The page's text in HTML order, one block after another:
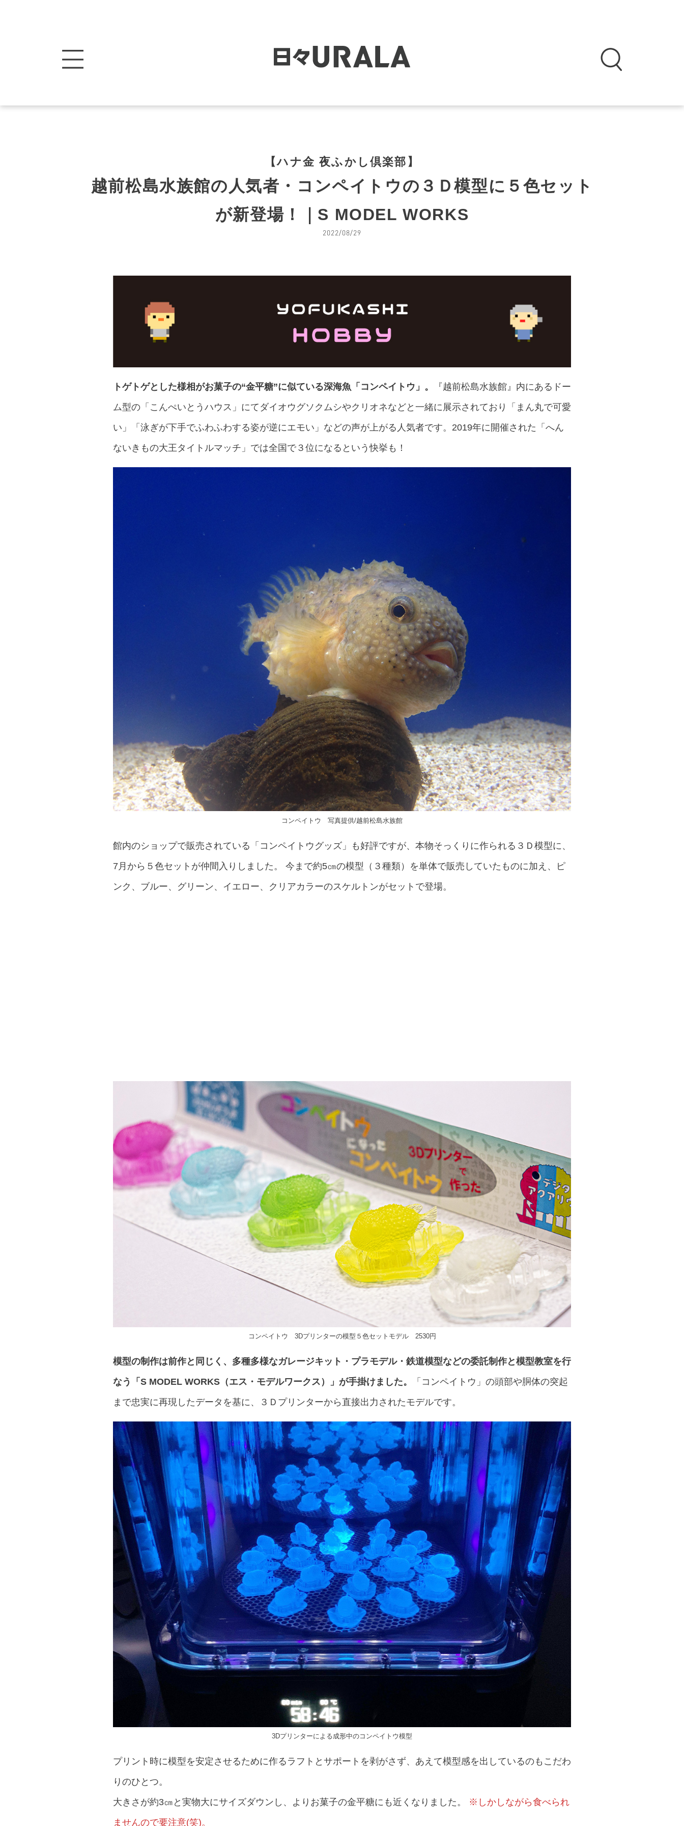
【ハナ金 夜ふかし倶楽部】
越前松島水族館の人気者・コンペイトウの３Ｄ模型に５色セット
が新登場！｜S MODEL WORKS
2022/08/29
トゲトゲとした様相がお菓子の“金平糖”に似ている深海魚「コンペイトウ」。
『越前松島水族館』内にあるドー
ム型の「こんぺいとうハウス」にてダイオウグソクムシやクリオネなどと一緒に展示されており「まん丸で可愛
い」「泳ぎが下手でふわふわする姿が逆にエモい」などの声が上がる人気者です。2019年に開催された「へん
ないきもの大王タイトルマッチ」では全国で３位になるという快挙も！
コンペイトウ 写真提供/越前松島水族館
館内のショップで販売されている「コンペイトウグッズ」も好評ですが、本物そっくりに作られる ３Ｄ模型に、
7月から５色セットが仲間入りしました。 今まで約5㎝の模型（３種類）を単体で販売していたものに加え、ピ
ンク、ブルー、グリーン、イエロー、クリアカラーのスケルトンがセットで登場。
コンペイトウ 3Dプリンターの模型５色セットモデル 2530円
模型の制作は前作と同じく、多種多様なガレージキット・プラモデル・鉄道模型などの委託制作と模型教室を行
なう「S MODEL WORKS（エス・モデルワークス）」が手掛けました。
「コンペイトウ」の頭部や胴体の突起
まで忠実に再現したデータを基に、３Ｄプリンターから直接出力されたモデルです。
3Dプリンターによる成形中のコンペイトウ模型
プリント時に模型を安定させるために作るラフトとサポートを剥がさず、あえて模型感を出しているのもこだわ
りのひとつ。
大きさが約3㎝と実物大にサイズダウンし、よりお菓子の金平糖にも近くなりました。 ※しかしながら食べられ
ませんので要注意(笑)。